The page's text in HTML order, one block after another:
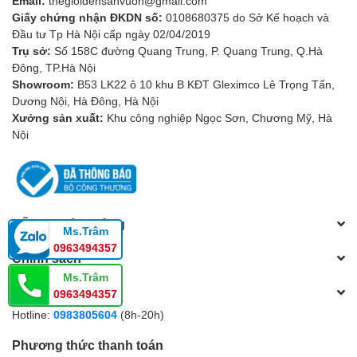
5. Ứng dụng – Nâng tầm giá trị không gian
Đóng vai trò là trung tâm ánh sáng, mang lại bầu không khí
xa hoa, đẳng cấp.
Dễ dàng kết hợp với nhiều phong cách nội thất, từ cổ điển
Phù hợp cho gia đình, khách sạn, nhà hàng hoặc các
Giấy chứng nhận ĐKDN số: 0108680375 do Sở Kế hoạch và
Đầu tư Tp Hà Nội cấp ngày 02/04/2019
Trụ sở: Số 158C đường Quang Trung, P. Quang Trung, Q.Hà
Đông, TP.Hà Nội
Showroom: B53 LK22 ô 10 khu B KĐT Gleximco Lê Trọng Tấn,
Dương Nội, Hà Đông, Hà Nội
Xưởng sản xuất: Khu công nghiệp Ngọc Sơn, Chương Mỹ, Hà
Nội
Hỗ trợ khách hàng
Chính sách
Tổng đài hỗ trợ
Hotline: 0983805604 (8h-20h)
Phương thức thanh toán
Ms.Trâm
0963494357
Ms.Trâm
0963494357